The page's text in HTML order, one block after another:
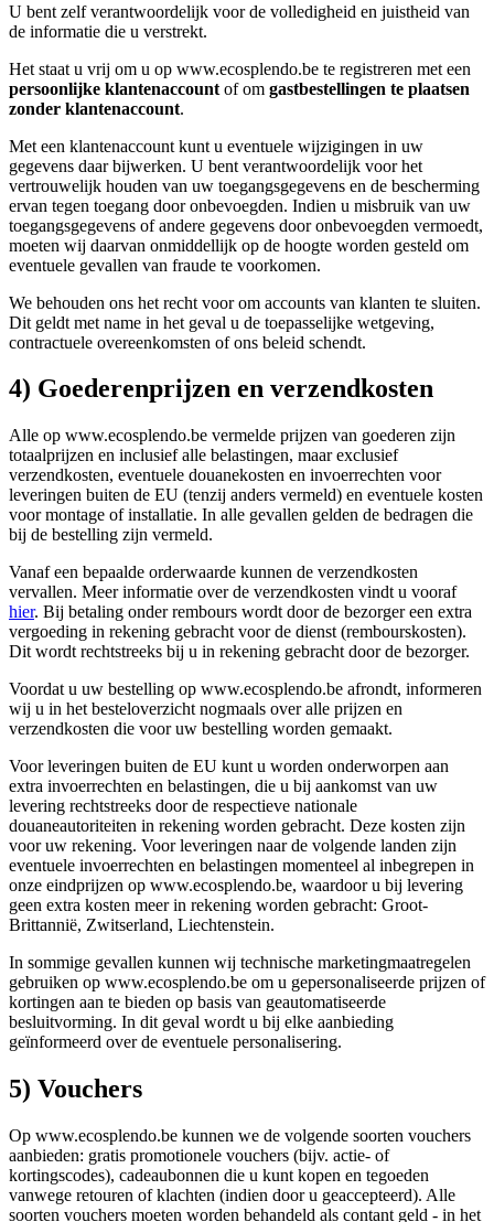
U bent zelf verantwoordelijk voor de volledigheid en juistheid van
de informatie die u verstrekt.
Het staat u vrij om u op www.ecosplendo.be te registreren met een
persoonlijke klantenaccount of om gastbestellingen te plaatsen
zonder klantenaccount.
Met een klantenaccount kunt u eventuele wijzigingen in uw
gegevens daar bijwerken. U bent verantwoordelijk voor het
vertrouwelijk houden van uw toegangsgegevens en de bescherming
ervan tegen toegang door onbevoegden. Indien u misbruik van uw
toegangsgegevens of andere gegevens door onbevoegden vermoedt,
moeten wij daarvan onmiddellijk op de hoogte worden gesteld om
eventuele gevallen van fraude te voorkomen.
We behouden ons het recht voor om accounts van klanten te sluiten.
Dit geldt met name in het geval u de toepasselijke wetgeving,
contractuele overeenkomsten of ons beleid schendt.
4) Goederenprijzen en verzendkosten
Alle op www.ecosplendo.be vermelde prijzen van goederen zijn
totaalprijzen en inclusief alle belastingen, maar exclusief
verzendkosten, eventuele douanekosten en invoerrechten voor
leveringen buiten de EU (tenzij anders vermeld) en eventuele kosten
voor montage of installatie. In alle gevallen gelden de bedragen die
bij de bestelling zijn vermeld.
Vanaf een bepaalde orderwaarde kunnen de verzendkosten
vervallen. Meer informatie over de verzendkosten vindt u vooraf
hier. Bij betaling onder rembours wordt door de bezorger een extra
vergoeding in rekening gebracht voor de dienst (rembourskosten).
Dit wordt rechtstreeks bij u in rekening gebracht door de bezorger.
Voordat u uw bestelling op www.ecosplendo.be afrondt, informeren
wij u in het besteloverzicht nogmaals over alle prijzen en
verzendkosten die voor uw bestelling worden gemaakt.
Voor leveringen buiten de EU kunt u worden onderworpen aan
extra invoerrechten en belastingen, die u bij aankomst van uw
levering rechtstreeks door de respectieve nationale
douaneautoriteiten in rekening worden gebracht. Deze kosten zijn
voor uw rekening. Voor leveringen naar de volgende landen zijn
eventuele invoerrechten en belastingen momenteel al inbegrepen in
onze eindprijzen op www.ecosplendo.be, waardoor u bij levering
geen extra kosten meer in rekening worden gebracht: Groot-
Brittannië, Zwitserland, Liechtenstein.
In sommige gevallen kunnen wij technische marketingmaatregelen
gebruiken op www.ecosplendo.be om u gepersonaliseerde prijzen of
kortingen aan te bieden op basis van geautomatiseerde
besluitvorming. In dit geval wordt u bij elke aanbieding
geïnformeerd over de eventuele personalisering.
5) Vouchers
Op www.ecosplendo.be kunnen we de volgende soorten vouchers
aanbieden: gratis promotionele vouchers (bijv. actie- of
kortingscodes), cadeaubonnen die u kunt kopen en tegoeden
vanwege retouren of klachten (indien door u geaccepteerd). Alle
soorten vouchers moeten worden behandeld als contant geld - in het